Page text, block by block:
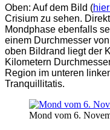
Oben: Auf dem Bild (
Crisium zu sehen.
Mondphase ebenfalls
einem Durchmesser
oben Bildrand liegt der
Kilometern
Region im unteren
Tranquillitatis.
Mond vom 6.